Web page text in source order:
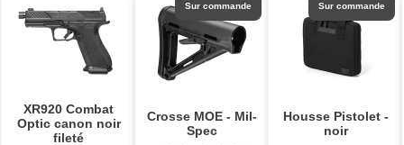
XR920 Combat
Optic canon noir
fileté
Crosse MOE - Mil-
Spec
Sur commande
Housse Pistolet -
noir
Sur commande